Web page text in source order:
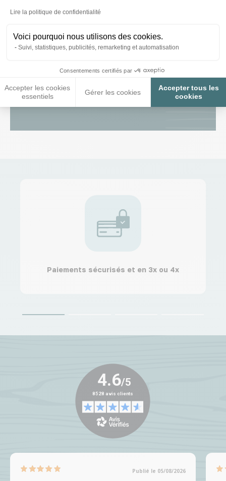
Lire la politique de confidentialité
Voici pourquoi nous utilisons des cookies.
Suivi, statistiques, publicités, remarketing et automatisation
Consentements certifiés par
Accepter les cookies
essentiels
Gérer les cookies
Accepter tous les
cookies
Axeptio consent
Que faire si mes poules mangent leurs
œufs ?
Voir nos conseils et astuces
Paiements sécurisés et en 3x ou 4x
Publié le 05/08/2026